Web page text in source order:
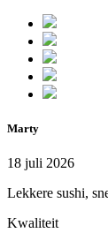
Marty
18 juli 2026
Lekkere sushi,
Kwaliteit